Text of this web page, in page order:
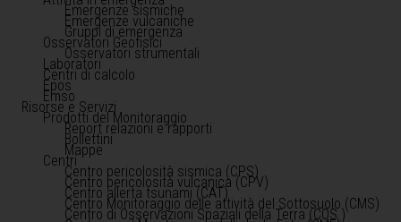
Emergenze sismiche
Emergenze vulcaniche
Gruppi di emergenza
Osservatori Geofisici
Osservatori strumentali
Laboratori
Centri di calcolo
Epos
Emso
Risorse e Servizi
Prodotti del Monitoraggio
Report relazioni e rapporti
Bollettini
Mappe
Centri
Centro pericolosità sismica (CPS)
Centro pericolosità vulcanica (CPV)
Centro allerta tsunami (CAT)
Centro Monitoraggio delle attività del Sottosuolo (CMS)
Centro di Osservazioni Spaziali della Terra (COS )